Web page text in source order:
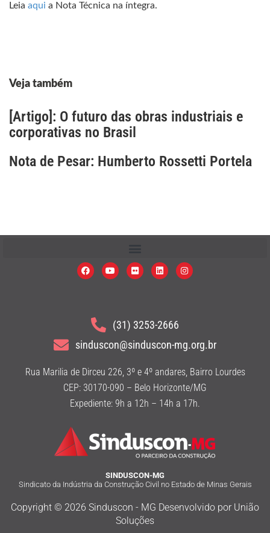
Leia aqui a Nota Técnica na íntegra.
Veja também
[Artigo]: O futuro das obras industriais e
corporativas no Brasil
Nota de Pesar: Humberto Rossetti Portela
(31) 3253-2666
sinduscon@sinduscon-mg.org.br
Rua Marilia de Dirceu 226, 3º e 4º andares, Bairro Lourdes
CEP: 30170-090 – Belo Horizonte/MG
Expediente: 9h a 12h – 14h a 17h.
SINDUSCON-MG
Sindicato da Indústria da Construção Civil no Estado de Minas Gerais
Copyright © 2026 Sinduscon - MG Desenvolvido por União
Soluções